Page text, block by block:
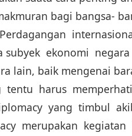
bagi bangsa-
subyek ekonomi
lain, baik mengenai
tentu harus
yang timbul
merupakan